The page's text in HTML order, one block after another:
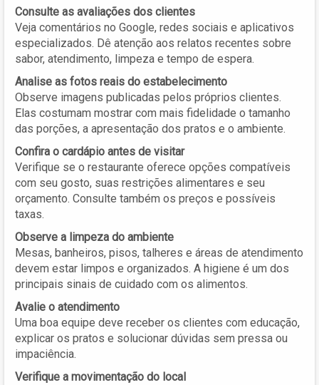
Consulte as avaliações dos clientes
Veja comentários no Google, redes sociais e aplicativos
especializados. Dê atenção aos relatos recentes sobre
sabor, atendimento, limpeza e tempo de espera.
Analise as fotos reais do estabelecimento
Observe imagens publicadas pelos próprios clientes.
Elas costumam mostrar com mais fidelidade o tamanho
das porções, a apresentação dos pratos e o ambiente.
Confira o cardápio antes de visitar
Verifique se o restaurante oferece opções compatíveis
com seu gosto, suas restrições alimentares e seu
orçamento. Consulte também os preços e possíveis
taxas.
Observe a limpeza do ambiente
Mesas, banheiros, pisos, talheres e áreas de atendimento
devem estar limpos e organizados. A higiene é um dos
principais sinais de cuidado com os alimentos.
Avalie o atendimento
Uma boa equipe deve receber os clientes com educação,
explicar os pratos e solucionar dúvidas sem pressa ou
impaciência.
Verifique a movimentação do local